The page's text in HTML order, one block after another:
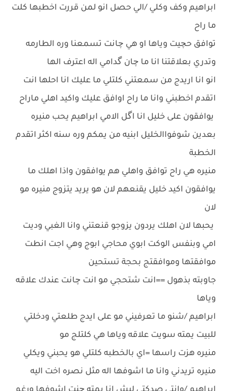
ابراهيم وكف وكلي /الي حصل انو لمن قررت اخطبها كلت
ما راح
توافق حچيت وياها او هي چانت تسمعنا وره الطارمه
وتدري بعلاقتنا انا ما چان گدامي اله اعترف الها
انو انا اريدج من سمعتني كلتلي ما عليك انا احلها انت
اتقدم اخطبني وانا ما راح اوافق عليك واكيد اهلي ماراح
يوافقون على خليل انا اگل الامي ابراهيم يحب منيره
بعدين شوفواالخليل ابنيه من يمكم وره سنه اكثر اتقدم
الخطبة
منيره هي راح توافق واهلي هم يوافقون واذا اهلك ما
يوافقون اكيد خليل يقنعهم لان هو يريد يتزوج منيره مو
لان
يحبها لان اهلك يردون يزوجو قنعتني وانا الغبي وديت
امي وبنفس الوكت ابوي محاجي ابوج وهي اجت انطت
موافقتها وموافقتج بحجة تستحين
جاوبته بذهول ==انت شتحجي مو انت چانت عندك علاقه
وياها
ابراهيم /شنو ما تعرفيني مو على ايدج طلعتي ودخلتي
للبيت يمته سويت علاقه وياها هي كلتلج مو
منيره هزت راسها =اي بالخطبه كلتلي هو يحبني ويكلي
منيره تريدني وانا ما اشوفها اله مثل نصره اخت اليه